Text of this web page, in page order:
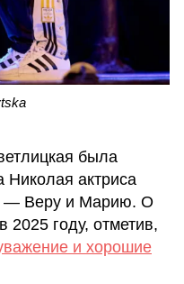
была
актриса
— Веру и Марию. О
2025 году, отметив,
и хорошие